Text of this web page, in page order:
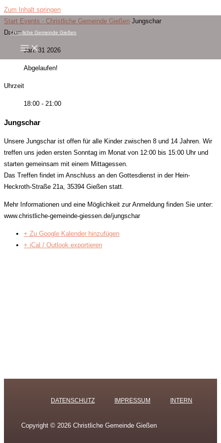
Zum Inhalt springen
Christliche Gemeinde Gießen
Start Events - Christliche Gemeinde Gießen Jungschar
Datum
Jan. 31 2026
Abgelaufen!
Uhrzeit
18:00 - 21:00
Jungschar
Unsere Jungschar ist offen für alle Kinder zwischen 8 und 14 Jahren. Wir
treffen uns jeden ersten Sonntag im Monat von 12:00 bis 15:00 Uhr und
starten gemeinsam mit einem Mittagessen.
Das Treffen findet im Anschluss an den Gottesdienst in der Hein-
Heckroth-Straße 21a, 35394 Gießen statt.
Mehr Informationen und eine Möglichkeit zur Anmeldung finden Sie unter:
www.christliche-gemeinde-giessen.de/jungschar
+ Zu Google Kalender hinzufügen
+ iCal / Outlook exportieren
DATENSCHUTZ IMPRESSUM INTERN
Copyright © 2026 Christliche Gemeinde Gießen